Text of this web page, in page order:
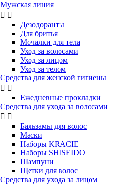
Мужская линия
 
Дезодоранты
Для бритья
Мочалки для тела
Уход за волосами
Уход за лицом
Уход за телом
Средства для женской гигиены
 
Ежедневные прокладки
Средства для ухода за волосами
 
Бальзамы для волос
Маски
Наборы KRACIE
Наборы SHISEIDO
Шампуни
Щетки для волос
Средства для ухода за лицом